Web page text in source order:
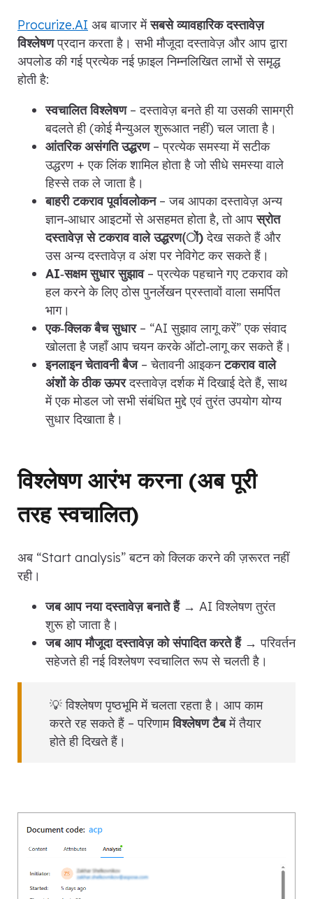
Procurize.AI अब बाजार मेंसबसे व्यावहारिक दस्तावेज़
विश्लेषणप्रदान करता है। सभी मौजूदा दस्तावेज़ और आप द्वारा
अपलोड की गई प्रत्येक नई फ़ाइल निम्नलिखित लाभों से समृद्ध
होती है:
स्वचालित विश्लेषण– दस्तावेज़ बनते ही या उसकी सामग्री
बदलते ही (कोई मैन्युअल शुरूआत नहीं) चल जाता है।
आंतरिक असंगति उद्धरण– प्रत्येक समस्या में सटीक
उद्धरण + एक लिंक शामिल होता है जो सीधे समस्या वाले
हिस्से तक ले जाता है।
बाहरी टकराव पूर्वावलोकन– जब आपका दस्तावेज़ अन्य
ज्ञान‑आधार आइटमों से असहमत होता है, तो आपस्रोत
दस्तावेज़ से टकराव वाले उद्धरण(ों)देख सकते हैं और
उस अन्य दस्तावेज़ व अंश पर नेविगेट कर सकते हैं।
AI‑सक्षम सुधार सुझाव– प्रत्येक पहचाने गए टकराव को
हल करने के लिए ठोस पुनर्लेखन प्रस्तावों वाला समर्पित
भाग।
एक‑क्लिक बैच सुधार– “AI सुझाव लागू करें” एक संवाद
खोलता है जहाँ आप चयन करके ऑटो‑लागू कर सकते हैं।
इनलाइन चेतावनी बैज– चेतावनी आइकनटकराव वाले
अंशों के ठीक ऊपरदस्तावेज़ दर्शक में दिखाई देते हैं, साथ
में एक मोडल जो सभी संबंधित मुद्दे एवं तुरंत उपयोग योग्य
सुधार दिखाता है।
विश्लेषण आरंभ करना (अब पूरी
तरह स्वचालित)
अब “Start analysis” बटन को क्लिक करने की ज़रूरत नहीं
रही।
जब आप नया दस्तावेज़ बनाते हैं→ AI विश्लेषण तुरंत
शुरू हो जाता है।
जब आप मौजूदा दस्तावेज़ को संपादित करते हैं→ परिवर्तन
सहेजते ही नई विश्लेषण स्वचालित रूप से चलती है।
💡 विश्लेषण पृष्ठभूमि में चलता रहता है। आप काम
करते रह सकते हैं – परिणामविश्लेषण टैबमें तैयार
होते ही दिखते हैं।